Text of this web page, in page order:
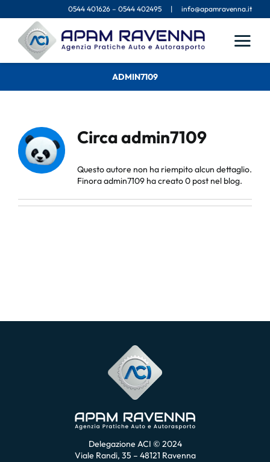
al
contenuto
0544 401626 –0544 402495 |info@apamravenna.it
ADMIN7109
Circaadmin7109
Questo autore non ha riempito alcun dettaglio.
Finora admin7109 ha creato 0 post nel blog.
Delegazione ACI © 2024
Viale Randi, 35 – 48121 Ravenna